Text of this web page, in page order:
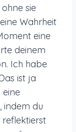
sie
Wahrheit
eine
deinem
Ich habe
ist ja
eine
indem du
reflektierst